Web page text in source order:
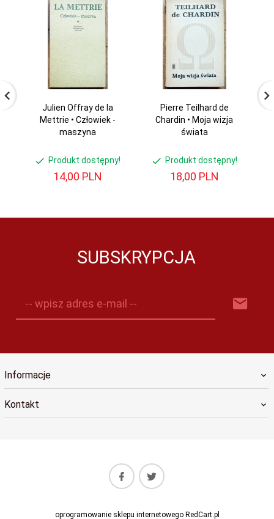
Julien Offray de la
Mettrie • Człowiek -
maszyna
Produkt dostępny!
14,00 PLN
Pierre Teilhard de
Chardin • Moja wizja
świata
Produkt dostępny!
18,00 PLN
SUBSKRYPCJA
-- wpisz adres e-mail --
Informacje
Kontakt
oprogramowanie sklepu internetowegoRedCart.pl